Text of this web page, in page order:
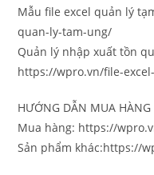
Mẫu file excel quản lý
quan-ly-tam-ung/
Quản lý nhập xuất tồn
https://wpro.vn/file-
HƯỚNG DẪN MUA
Mua hàng: https://
Sản phẩm khác:https://